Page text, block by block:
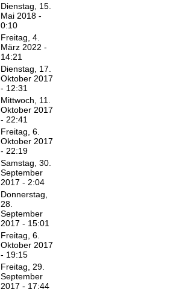
Dienstag, 15.
Mai 2018 -
0:10
Freitag, 4.
März 2022 -
14:21
Dienstag, 17.
Oktober 2017
- 12:31
Mittwoch, 11.
Oktober 2017
- 22:41
Freitag, 6.
Oktober 2017
- 22:19
Samstag, 30.
September
2017 - 2:04
Donnerstag,
28.
September
2017 - 15:01
Freitag, 6.
Oktober 2017
- 19:15
Freitag, 29.
September
2017 - 17:44